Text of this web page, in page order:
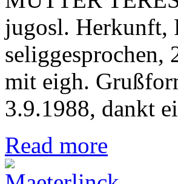
jugosl. Herkunft,
mit eigh.
3.9.1988, dankt
Read more